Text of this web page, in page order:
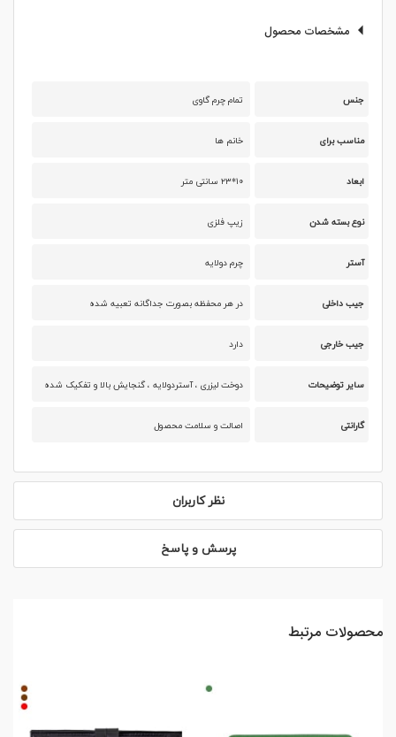
مشخصات محصول
جنس تمام چرم گاوی
مناسب برای خانم ها
ابعاد ۱۰*۲۳ سانتی متر
نوع بسته شدن زیپ فلزی
آستر چرم دولایه
جیب داخلی در هر محفظه بصورت جداگانه تعبیه شده
جیب خارجی دارد
سایر توضیحات دوخت لیزری ، آستردولایه ، گنجایش بالا و تفکیک شده
گارانتی اصالت و سلامت محصول
نظر کاربران
پرسش و پاسخ
محصولات مرتبط